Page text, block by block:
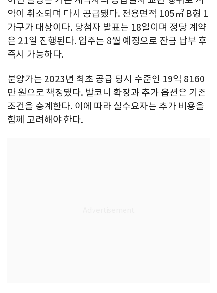
약이 취소되며 다시 공급됐다. 전용면적 105㎡ B형 1
가구가 대상이다. 당첨자 발표는 18일이며 정당 계약
은 21일 진행된다. 입주는 8월 예정으로 잔금 납부 후
즉시 가능하다.
분양가는 2023년 최초 공급 당시 수준인 19억 8160
만 원으로 책정됐다. 발코니 확장과 추가 옵션은 기존
조건을 승계한다. 이에 따라 실수요자는 추가 비용을
함께 고려해야 한다.